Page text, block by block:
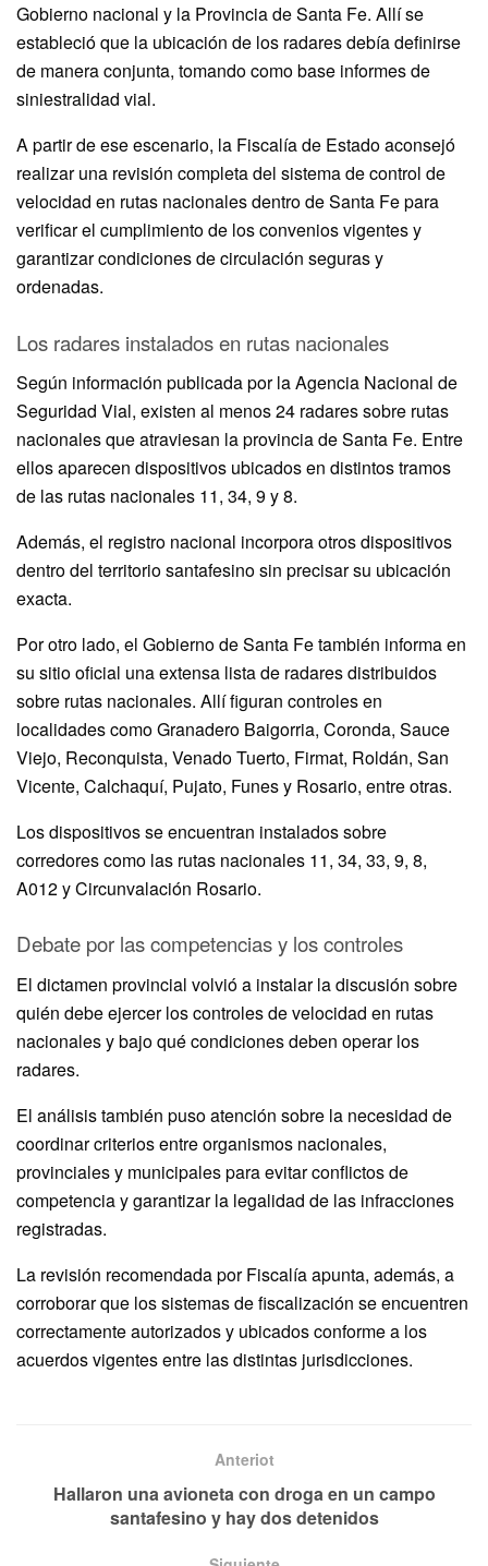
Gobierno nacional y la Provincia de Santa Fe. Allí se
estableció que la ubicación de los radares debía definirse
de manera conjunta, tomando como base informes de
siniestralidad vial.
A partir de ese escenario, la Fiscalía de Estado aconsejó
realizar una revisión completa del sistema de control de
velocidad en rutas nacionales dentro de Santa Fe para
verificar el cumplimiento de los convenios vigentes y
garantizar condiciones de circulación seguras y
ordenadas.
Los radares instalados en rutas nacionales
Según información publicada por la Agencia Nacional de
Seguridad Vial, existen al menos 24 radares sobre rutas
nacionales que atraviesan la provincia de Santa Fe. Entre
ellos aparecen dispositivos ubicados en distintos tramos
de las rutas nacionales 11, 34, 9 y 8.
Además, el registro nacional incorpora otros dispositivos
dentro del territorio santafesino sin precisar su ubicación
exacta.
Por otro lado, el Gobierno de Santa Fe también informa en
su sitio oficial una extensa lista de radares distribuidos
sobre rutas nacionales. Allí figuran controles en
localidades como Granadero Baigorria, Coronda, Sauce
Viejo, Reconquista, Venado Tuerto, Firmat, Roldán, San
Vicente, Calchaquí, Pujato, Funes y Rosario, entre otras.
Los dispositivos se encuentran instalados sobre
corredores como las rutas nacionales 11, 34, 33, 9, 8,
A012 y Circunvalación Rosario.
Debate por las competencias y los controles
El dictamen provincial volvió a instalar la discusión sobre
quién debe ejercer los controles de velocidad en rutas
nacionales y bajo qué condiciones deben operar los
radares.
El análisis también puso atención sobre la necesidad de
coordinar criterios entre organismos nacionales,
provinciales y municipales para evitar conflictos de
competencia y garantizar la legalidad de las infracciones
registradas.
La revisión recomendada por Fiscalía apunta, además, a
corroborar que los sistemas de fiscalización se encuentren
correctamente autorizados y ubicados conforme a los
acuerdos vigentes entre las distintas jurisdicciones.
Anteriot
Hallaron una avioneta con droga en un campo
santafesino y hay dos detenidos